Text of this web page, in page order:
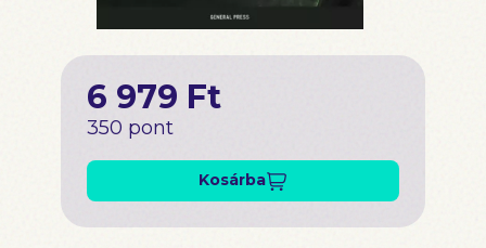
6 979 Ft
350 pont
Kosárba